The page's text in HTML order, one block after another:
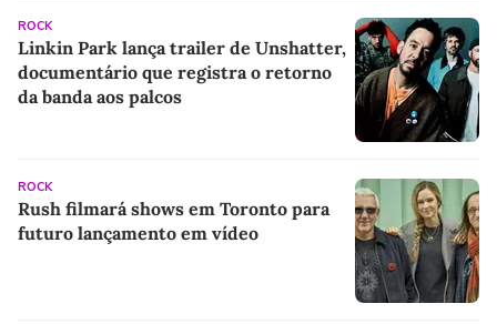
ROCK
Linkin Park lança trailer de Unshatter,
documentário que registra o retorno
da banda aos palcos
ROCK
Rush filmará shows em Toronto para
futuro lançamento em vídeo